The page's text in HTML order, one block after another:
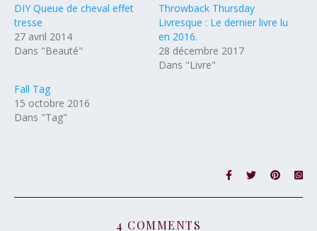
DIY Queue de cheval effet
tresse
27 avril 2014
Dans "Beauté"
Throwback Thursday
Livresque : Le dernier livre lu
en 2016.
28 décembre 2017
Dans "Livre"
Fall Tag
15 octobre 2016
Dans "Tag"
4 COMMENTS